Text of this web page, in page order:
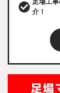
足場工
介！